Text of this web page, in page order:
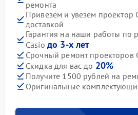
ремонта
Привезем и увезем проектор
доставкой
Гарантия на наши работы по
Casio до 3-х лет
Срочный ремонт проекторов
Скидка для вас до 20%
Получите 1500 рублей на
Оригинальные